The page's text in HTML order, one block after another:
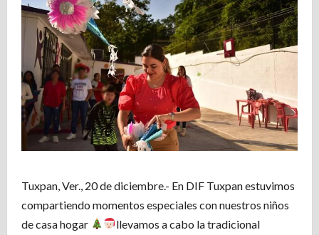
Tuxpan, Ver., 20 de diciembre.- En DIF Tuxpan estuvimos
compartiendo momentos especiales con nuestros niños
de casa hogar
llevamos a cabo la tradicional